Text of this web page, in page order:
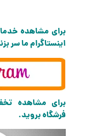
برای مشاهده
اینستاگرام ما سر
برای مشاهده
فرشگاه بروید.